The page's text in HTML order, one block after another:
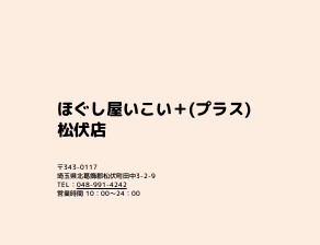
ほぐし屋いこい＋(プラス)
松伏店
〒343-0117
埼玉県北葛飾郡松伏町田中3-2-9
TEL： 048-991-4242
営業時間 10：00～24：00